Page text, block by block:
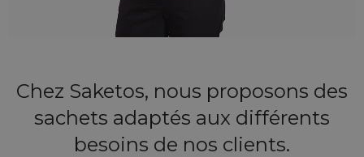
Chez Saketos, nous proposons des
sachets adaptés aux différents
besoins de nos clients.